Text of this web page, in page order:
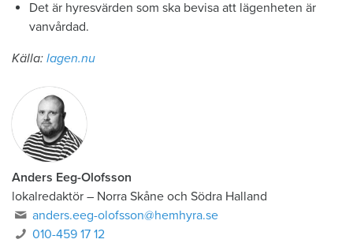
Det är hyresvärden som ska bevisa att lägenheten är
vanvårdad.
Källa: lagen.nu
Anders Eeg-Olofsson
lokalredaktör – Norra Skåne och Södra Halland
anders.eeg-olofsson@hemhyra.se
010-459 17 12